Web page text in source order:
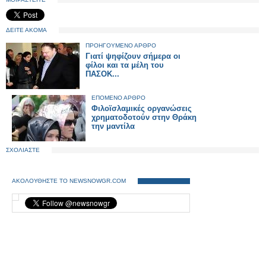
ΔΕΙΤΕ ΑΚΟΜΑ
ΠΡΟΗΓΟΥΜΕΝΟ ΑΡΘΡΟ
Γιατί ψηφίζουν σήμερα οι
φίλοι και τα μέλη του
ΠΑΣΟΚ...
ΕΠΟΜΕΝΟ ΑΡΘΡΟ
Φιλοϊσλαμικές οργανώσεις
χρηματοδοτούν στην Θράκη
την μαντίλα
ΣΧΟΛΙΑΣΤΕ
ΑΚΟΛΟΥΘΗΣΤΕ ΤΟ NEWSNOWGR.COM